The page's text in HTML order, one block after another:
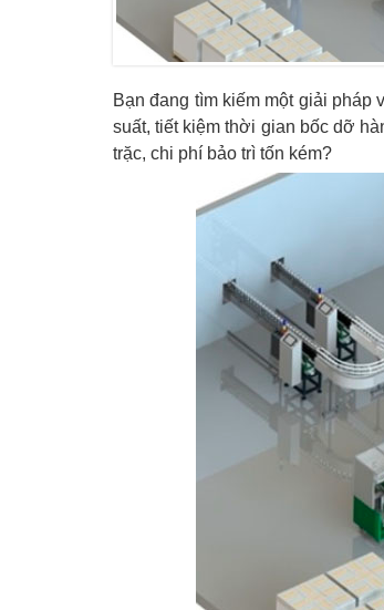
Bạn đang tìm kiếm một giải pháp
suất, tiết kiệm thời gian bốc dỡ
trặc, chi phí bảo trì tốn kém?